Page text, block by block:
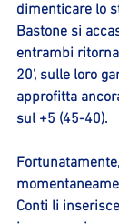
dimenticare lo
Bastone si
entrambi
20’, sulle loro
approfitta
sul +5 (45-40).
Conti li